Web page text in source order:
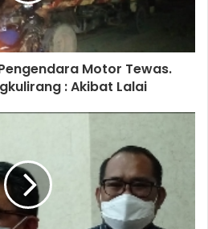
Motor Tewas.
: Akibat Lalai